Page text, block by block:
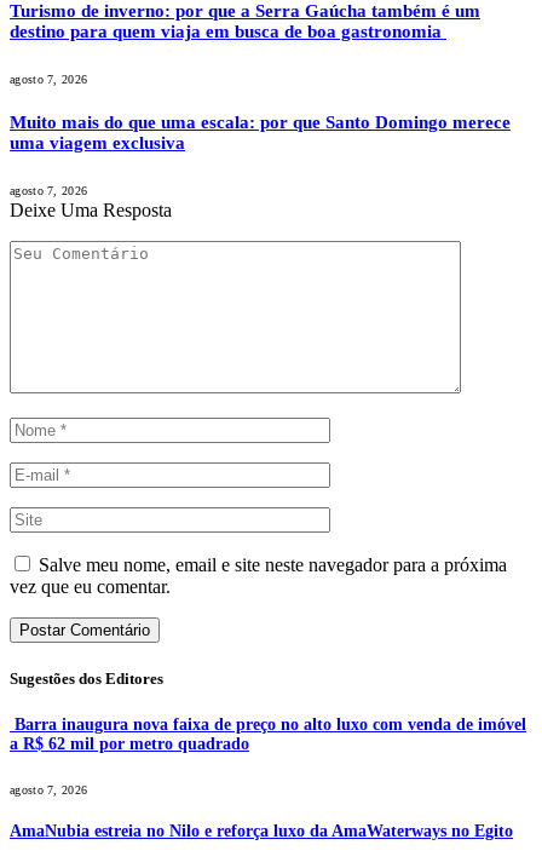
Turismo de inverno: por que a Serra Gaúcha também é um
destino para quem viaja em busca de boa gastronomia
agosto 7, 2026
Muito mais do que uma escala: por que Santo Domingo merece
uma viagem exclusiva
agosto 7, 2026
Deixe Uma Resposta
Salve meu nome, email e site neste navegador para a próxima
vez que eu comentar.
Sugestões dos Editores
Barra inaugura nova faixa de preço no alto luxo com venda de imóvel
a R$ 62 mil por metro quadrado
agosto 7, 2026
AmaNubia estreia no Nilo e reforça luxo da AmaWaterways no Egito